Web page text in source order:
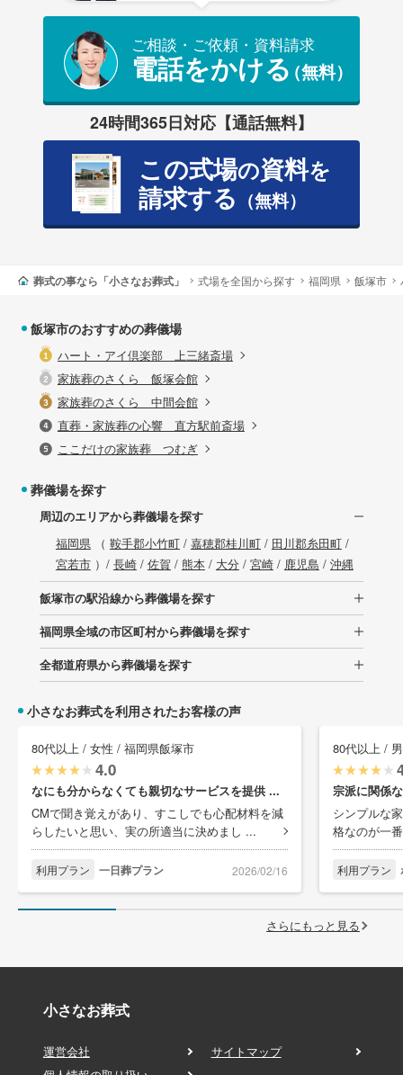
ご相談・ご依頼・資料請求
電話をかける（無料）
24時間365日対応【通話無料】
この式場の資料を
請求する （無料）
葬式の事なら「小さなお葬式」 式場を全国から探す 福岡県 飯塚市
飯塚市のおすすめの葬儀場
ハート・アイ倶楽部 上三緒斎場
家族葬のさくら 飯塚会館
家族葬のさくら 中間会館
直葬・家族葬の心響 直方駅前斎場
ここだけの家族葬 つむぎ
葬儀場を探す
周辺のエリアから葬儀場を探す
福岡県（ 鞍手郡小竹町/ 嘉穂郡桂川町/ 田川郡糸田町/
宮若市）/ 長崎/ 佐賀 / 熊本/ 大分 / 宮崎/ 鹿児島 / 沖縄
飯塚市の駅沿線から葬儀場を探す
福岡県全域の市区町村から葬儀場を探す
全都道府県から葬儀場を探す
小さなお葬式を利用されたお客様の声
80代以上 / 女性 / 福岡県飯塚市
4.0
なにも分からなくても親切なサービスを提供 ...
CMで聞き覚えがあり、すこしでも心配材料を減
らしたいと思い、実の所適当に決めまし ...
利用プラン 一日葬プラン 2026/02/16
80代以上 /
宗派に関係
シンプルな
格なのが一
利用プラン
さらにもっと見る
小さなお葬式
運営会社
サイトマップ